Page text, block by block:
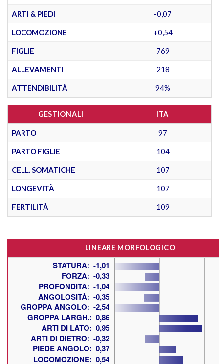
ARTI & PIEDI -0,07
LOCOMOZIONE +0,54
FIGLIE 769
ALLEVAMENTI 218
ATTENDIBILITÀ 94%
GESTIONALI ITA
PARTO 97
PARTO FIGLIE 104
CELL. SOMATICHE 107
LONGEVITÀ 107
FERTILITÀ 109
LINEARE MORFOLOGICO